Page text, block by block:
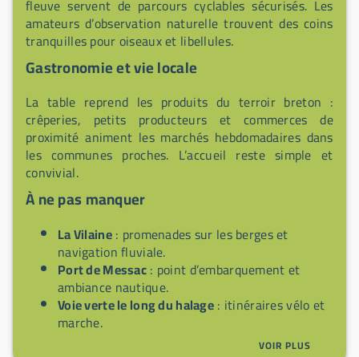
fleuve servent de parcours cyclables sécurisés. Les
amateurs d’observation naturelle trouvent des coins
tranquilles pour oiseaux et libellules.
Gastronomie et vie locale
La table reprend les produits du terroir breton :
crêperies, petits producteurs et commerces de
proximité animent les marchés hebdomadaires dans
les communes proches. L’accueil reste simple et
convivial.
À ne pas manquer
La Vilaine: promenades sur les berges et
navigation fluviale.
Port de Messac: point d’embarquement et
ambiance nautique.
Voie verte le long du halage: itinéraires vélo et
marche.
: rues anciennes etVOIR PLUS